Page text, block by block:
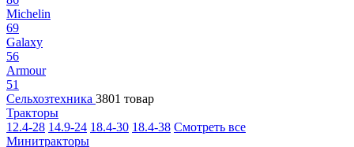
Michelin
69
Galaxy
56
Armour
51
Сельхозтехника 3801 товар
Тракторы
12.4-28 14.9-24 18.4-30 18.4-38 Смотреть все
Минитракторы